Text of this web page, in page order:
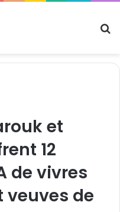
et
12
de vivres
veuves de